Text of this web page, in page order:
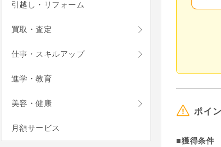
ポイ
■獲得条件
引越し・リフォーム
買取・査定
仕事・スキルアップ
進学・教育
美容・健康
月額サービス